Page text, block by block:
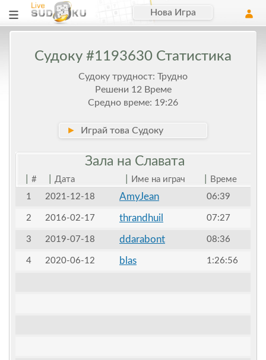
Нова Игра
Судоку #1193630 Статистика
Судоку трудност: Трудно
Решени 12 Време
Средно време: 19:26
► Играй това Судоку
Зала на Славата
# Дата Име на играч
Време
1
2021-12-18 AmyJean 06:39
2 2016-02-17 thrandhuil 07:27
3 2019-07-18 ddarabont 08:36
4 2020-06-12 blas 1:26:56